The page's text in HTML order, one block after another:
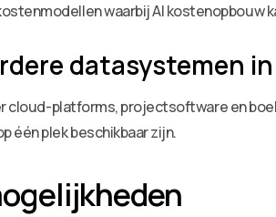
waarbij AI kostenopbouw
datasystemen
cloud-platforms, projectsoftware en
één plek beschikbaar zijn.